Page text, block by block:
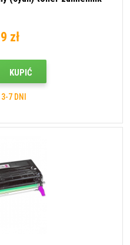
zł
KUPIĆ
7 DNI